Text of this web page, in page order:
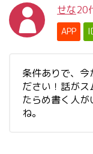
せな20
APP
条件ありで、
ださい！話が
たらめ書く人
ね。